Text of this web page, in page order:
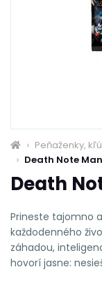
Peňaženky,
Death Note
Death
Prineste tajomno
každodenného
záhadou,
hovorí jasne: